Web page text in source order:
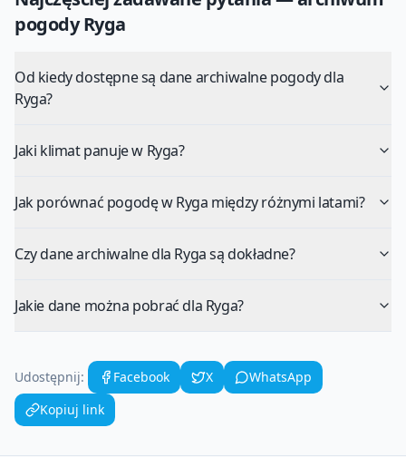
pogodyRyga
Od kiedy dostępne są dane archiwalne pogody dla
Ryga?
Jaki klimat panuje w Ryga?
Jak porównać pogodę w Ryga między różnymi latami?
Czy dane archiwalne dla Ryga są dokładne?
Jakie dane można pobrać dla Ryga?
Udostępnij: Facebook X
WhatsApp
Kopiuj link